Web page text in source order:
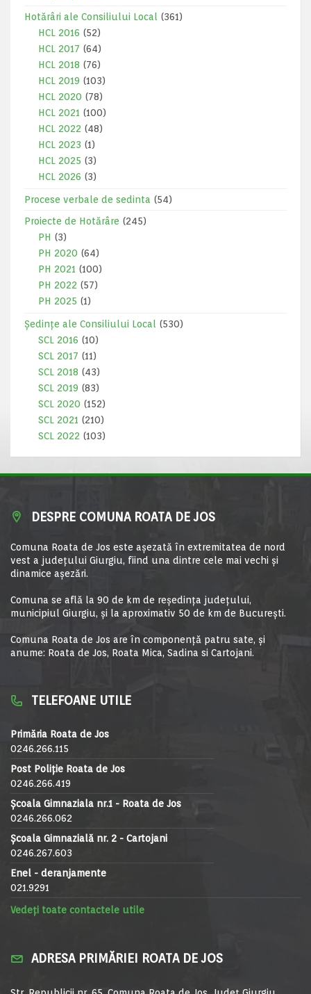
Hotărâri ale Consiliului Local
(361)
HCL 2016 (52)
HCL 2017 (64)
HCL 2018 (76)
HCL 2019 (103)
HCL 2020 (78)
HCL 2021 (100)
HCL 2022 (48)
HCL 2023 (1)
HCL 2025 (3)
HCL 2026 (3)
Procese verbale de sedinta (54)
Proiecte de Hotărâre (245)
PH (3)
PH 2020 (64)
PH 2021 (100)
PH 2022 (57)
PH 2025 (1)
Ședințe ale Consiliului Local
(530)
SCL 2016 (10)
SCL 2017 (11)
SCL 2018 (43)
SCL 2019 (83)
SCL 2020 (152)
SCL 2021 (210)
SCL 2022 (103)
DESPRE COMUNA ROATA DE JOS
Comuna Roata de Jos este aşezată în extremitatea de nord
vest a judeţului Giurgiu, fiind una dintre cele mai vechi şi
dinamice aşezări.
Comuna se află la 90 de km de reşedinţa judeţului,
municipiul Giurgiu, şi la aproximativ 50 de km de Bucureşti.
Comuna Roata de Jos are în componență patru sate, și
anume: Roata de Jos, Roata Mica, Sadina si Cartojani.
TELEFOANE UTILE
Primăria Roata de Jos
0246.266.115
Post Poliție Roata de Jos
0246.266.419
Școala Gimnaziala nr.1 - Roata de Jos
0246.266.062
Școala Gimnazială nr. 2 - Cartojani
0246.267.603
Enel - deranjamente
021.9291
Vedeți toate contactele utile
ADRESA PRIMĂRIEI ROATA DE JOS